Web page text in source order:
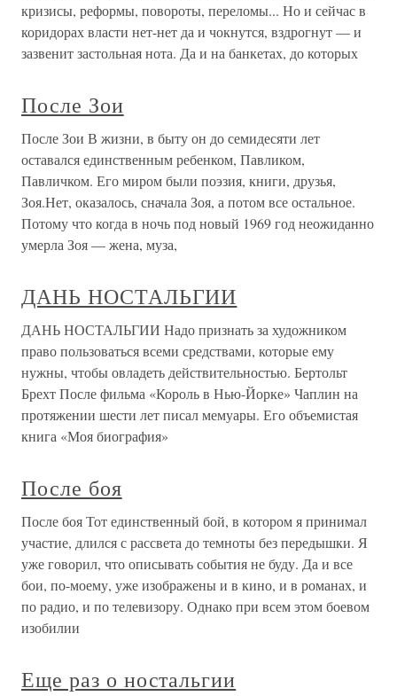
кризисы, реформы, повороты, переломы... Но и сейчас в
коридорах власти нет-нет да и чокнутся, вздрогнут — и
зазвенит застольная нота. Да и на банкетах, до которых
После Зои
После Зои В жизни, в быту он до семидесяти лет
оставался единственным ребенком, Павликом,
Павличком. Его миром были поэзия, книги, друзья,
Зоя.Нет, оказалось, сначала Зоя, а потом все остальное.
Потому что когда в ночь под новый 1969 год неожиданно
умерла Зоя — жена, муза,
ДАНЬ НОСТАЛЬГИИ
ДАНЬ НОСТАЛЬГИИ Надо признать за художником
право пользоваться всеми средствами, которые ему
нужны, чтобы овладеть действительностью. Бертольт
Брехт После фильма «Король в Нью-Йорке» Чаплин на
протяжении шести лет писал мемуары. Его объемистая
книга «Моя биография»
После боя
После боя Тот единственный бой, в котором я принимал
участие, длился с рассвета до темноты без передышки. Я
уже говорил, что описывать события не буду. Да и все
бои, по-моему, уже изображены и в кино, и в романах, и
по радио, и по телевизору. Однако при всем этом боевом
изобилии
Еще раз о ностальгии